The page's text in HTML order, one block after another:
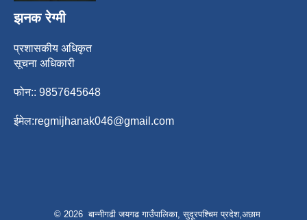
झनक रेग्मी
प्रशासकीय अधिकृत
सूचना अधिकारी
फोन:: 9857645648
ईमेल:regmijhanak046@gmail.com
© 2026 बान्नीगढी जयगढ गाउँपालिका, सुदूरपश्चिम प्रदेश,अछाम